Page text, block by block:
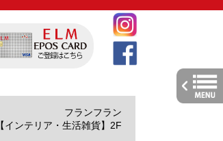
toggle
フランフラン
【インテリア・生活雑貨】2F